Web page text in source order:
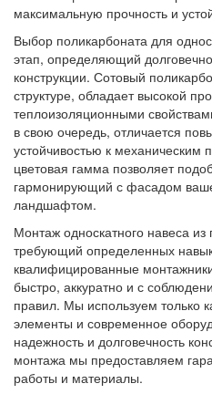
максимальную прочность и
Выбор поликарбоната для
этап, определяющий
конструкции. Сотовый
структуре, обладает высокой
теплоизоляционными
в свою очередь, отличается
устойчивостью к
цветовая гамма позволяет
гармонирующий с фасадом
ландшафтом.
Монтаж односкатного навеса
требующий определенных
квалифицированные
быстро, аккуратно и с
правил. Мы используем только
элементы и современное
надежность и долговечность
монтажа мы предоставляем
работы и материалы.